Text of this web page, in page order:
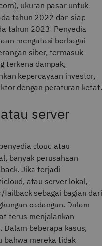
ukuran pasar untuk
tahun 2022 dan siap
tahun 2023. Penyedia
mengatasi berbagai
siber, termasuk
terkena dampak,
kepercayaan investor,
dengan peraturan ketat.
server
cloud atau
banyak perusahaan
Jika terjadi
atau server lokal,
sebagai bagian dari
cadangan. Dalam
terus menjalankan
Dalam beberapa kasus,
bahwa mereka tidak